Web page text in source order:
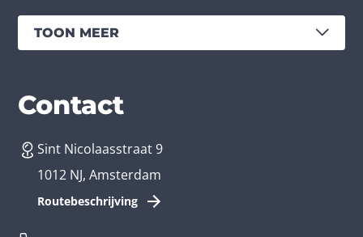
TOON MEER
Diensten
App laten maken
Branches
Bedrijfsapp
Contact
Sint Nicolaasstraat 9
1012 NJ, Amsterdam
Routebeschrijving